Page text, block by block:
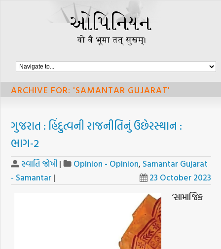
ARCHIVE FOR: 'SAMANTAR GUJARAT'
ગુજરાત : હિંદુત્વની રાજનીતિનું ઉછેરસ્થાન :
ભાગ-2
સ્વાતિ જોષી | Opinion - Opinion, Samantar Gujarat
- Samantar | 23 October 2023
‘સામાજિક